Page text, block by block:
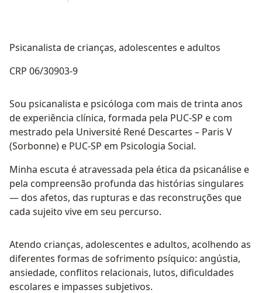
Psicanalista de crianças, adolescentes e adultos
CRP 06/30903-9
Sou psicanalista e psicóloga com mais de trinta anos
de experiência clínica, formada pela PUC-SP e com
mestrado pela Université René Descartes – Paris V
(Sorbonne) e PUC-SP em Psicologia Social.
Minha escuta é atravessada pela ética da psicanálise e
pela compreensão profunda das histórias singulares
— dos afetos, das rupturas e das reconstruções que
cada sujeito vive em seu percurso.
Atendo crianças, adolescentes e adultos, acolhendo as
diferentes formas de sofrimento psíquico: angústia,
ansiedade, conflitos relacionais, lutos, dificuldades
escolares e impasses subjetivos.